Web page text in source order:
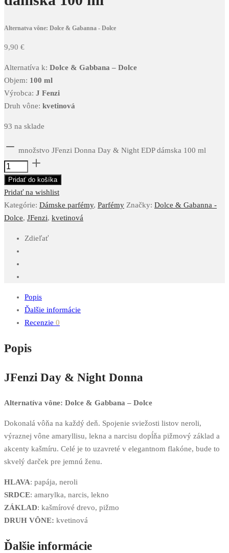
Alternatva vône: Dolce & Gabanna - Dolce
9,90 €
Alternatíva k: Dolce & Gabbana – Dolce
Objem: 100 ml
Výrobca: J Fenzi
Druh vône: kvetinová
93 na sklade
množstvo JFenzi Donna Day & Night EDP dámska 100 ml
Pridať do košíka
Pridať na wishlist
Kategórie: Dámske parfémy, Parfémy Značky: Dolce & Gabanna -
Dolce, JFenzi, kvetinová
Zdieľať
Popis
Ďalšie informácie
Recenzie 0
Popis
JFenzi Day & Night Donna
Alternatíva vône: Dolce & Gabbana – Dolce
Dokonalá vôňa na každý deň. Spojenie sviežosti listov neroli,
výraznej vône amaryllisu, lekna a narcisu dopĺňa pižmový základ a
akcenty kašmíru. Celé je to uzavreté v elegantnom flakóne, bude to
skvelý darček pre jemnú ženu.
HLAVA: papája, neroli
SRDCE: amarylka, narcis, lekno
ZÁKLAD: kašmírové drevo, pižmo
DRUH VÔNE: kvetinová
Ďalšie informácie